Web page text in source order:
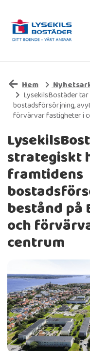
Hem
LysekilsBostäder
bostadsförsörjning,
förvärvar fastigheter i
strategiskt
framtidens
bestånd på
och
centrum